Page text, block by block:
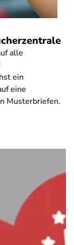
alle
ein
eine
Musterbriefen.